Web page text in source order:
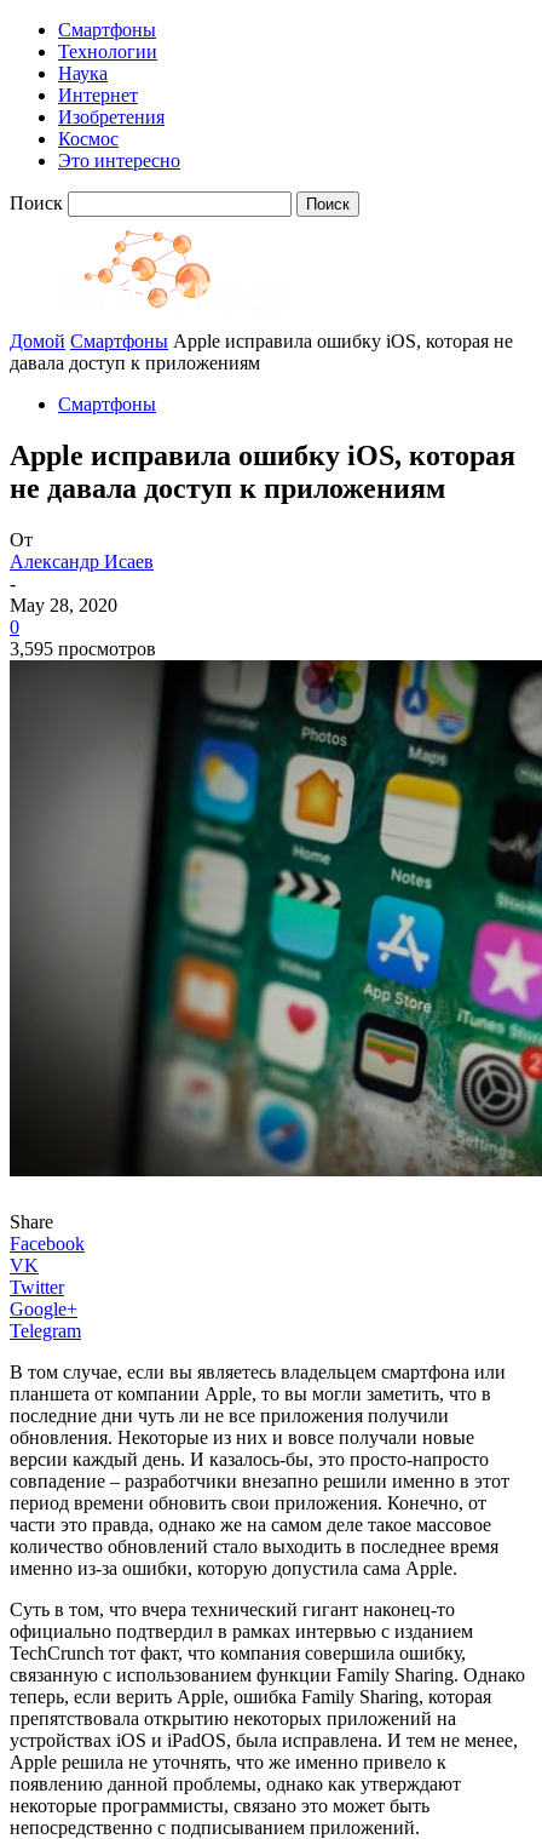
Смартфоны
Технологии
Наука
Интернет
Изобретения
Космос
Это интересно
Поиск
Домой Смартфоны Apple исправила ошибку iOS, которая не
давала доступ к приложениям
Смартфоны
Apple исправила ошибку iOS, которая
не давала доступ к приложениям
От
Александр Исаев
-
May 28, 2020
0
3,595 просмотров
Share
Facebook
VK
Twitter
Google+
Telegram
В том случае, если вы являетесь владельцем смартфона или
планшета от компании Apple, то вы могли заметить, что в
последние дни чуть ли не все приложения получили
обновления. Некоторые из них и вовсе получали новые
версии каждый день. И казалось-бы, это просто-напросто
совпадение – разработчики внезапно решили именно в этот
период времени обновить свои приложения. Конечно, от
части это правда, однако же на самом деле такое массовое
количество обновлений стало выходить в последнее время
именно из-за ошибки, которую допустила сама Apple.
Суть в том, что вчера технический гигант наконец-то
официально подтвердил в рамках интервью с изданием
TechCrunch тот факт, что компания совершила ошибку,
связанную с использованием функции Family Sharing. Однако
теперь, если верить Apple, ошибка Family Sharing, которая
препятствовала открытию некоторых приложений на
устройствах iOS и iPadOS, была исправлена. И тем не менее,
Apple решила не уточнять, что же именно привело к
появлению данной проблемы, однако как утверждают
некоторые программисты, связано это может быть
непосредственно с подписыванием приложений.